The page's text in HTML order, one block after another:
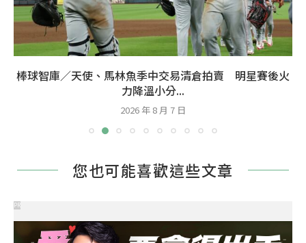
棒球智庫／天使、馬林魚季中交易清倉拍賣 明星賽後火
力降溫小分...
2026 年 8 月 7 日
您也可能喜歡這些文章
PR